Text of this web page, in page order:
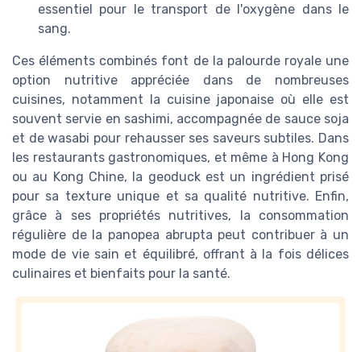
essentiel pour le transport de l'oxygène dans le
sang.
Ces éléments combinés font de la palourde royale une
option nutritive appréciée dans de nombreuses
cuisines, notamment la cuisine japonaise où elle est
souvent servie en sashimi, accompagnée de sauce soja
et de wasabi pour rehausser ses saveurs subtiles. Dans
les restaurants gastronomiques, et même à Hong Kong
ou au Kong Chine, la geoduck est un ingrédient prisé
pour sa texture unique et sa qualité nutritive. Enfin,
grâce à ses propriétés nutritives, la consommation
régulière de la panopea abrupta peut contribuer à un
mode de vie sain et équilibré, offrant à la fois délices
culinaires et bienfaits pour la santé.